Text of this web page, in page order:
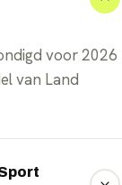
voor 2026
van Land